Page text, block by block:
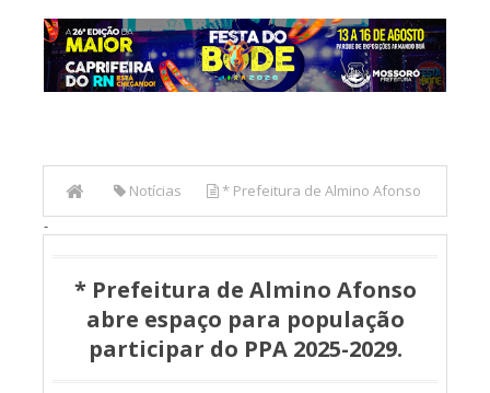
Notícias * Prefeitura de Almino Afonso
abre espaço para população participar do PPA 2025-2029.
-
* Prefeitura de Almino Afonso
abre espaço para população
participar do PPA 2025-2029.